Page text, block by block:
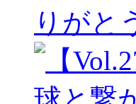
りがと